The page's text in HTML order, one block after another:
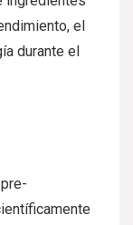
el
durante el